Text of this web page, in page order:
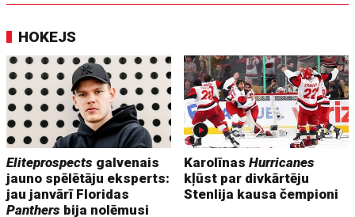
HOKEJS
Eliteprospects galvenais
jauno spēlētāju eksperts:
jau janvārī Floridas
Panthers bija nolēmusi
KarolīnasHurricanes
kļūst par divkārtēju
Stenlija kausa čempioni